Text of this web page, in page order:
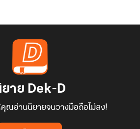
าย Dek-D
ณอ่านนิยายจนวางมือถือไม่ลง!